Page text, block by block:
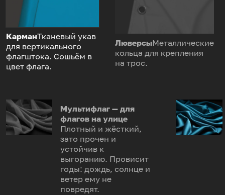
КарманТканевый укав
для вертикального
флагштока. Сошьём в
цвет флага.
ЛюверсыМеталлические
кольца для крепления
на трос.
Мультифлаг — для
флагов на улице
Плотный и жёсткий,
зато прочен и
устойчив к
выгоранию. Провисит
годы: дождь, солнце и
ветер ему не
повредят.